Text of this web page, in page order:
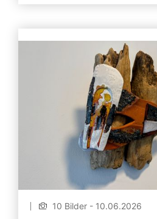
10 Bilder - 10.06.2026